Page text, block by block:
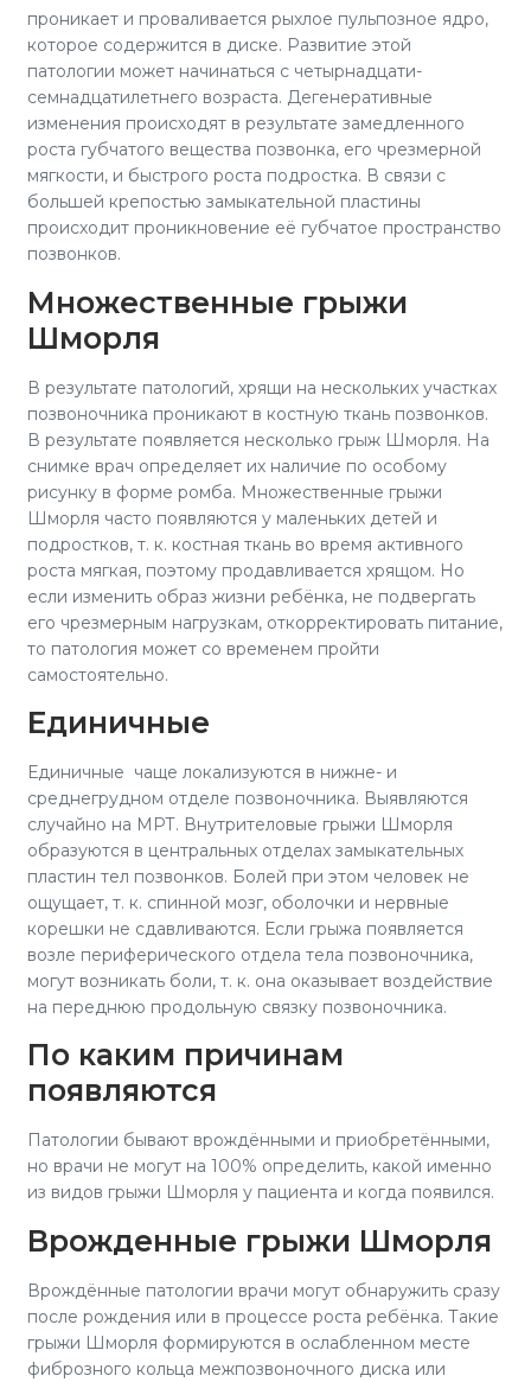
проникает и проваливается рыхлое пульпозное ядро,
которое содержится в диске. Развитие этой
патологии может начинаться с четырнадцати-
семнадцатилетнего возраста. Дегенеративные
изменения происходят в результате замедленного
роста губчатого вещества позвонка, его чрезмерной
мягкости, и быстрого роста подростка. В связи с
большей крепостью замыкательной пластины
происходит проникновение её губчатое пространство
позвонков.
Множественные грыжи
Шморля
В результате патологий, хрящи на нескольких участках
позвоночника проникают в костную ткань позвонков.
В результате появляется несколько грыж Шморля. На
снимке врач определяет их наличие по особому
рисунку в форме ромба. Множественные грыжи
Шморля часто появляются у маленьких детей и
подростков, т. к. костная ткань во время активного
роста мягкая, поэтому продавливается хрящом. Но
если изменить образ жизни ребёнка, не подвергать
его чрезмерным нагрузкам, откорректировать питание,
то патология может со временем пройти
самостоятельно.
Единичные
Единичные чаще локализуются в нижне- и
среднегрудном отделе позвоночника. Выявляются
случайно на МРТ. Внутрителовые грыжи Шморля
образуются в центральных отделах замыкательных
пластин тел позвонков. Болей при этом человек не
ощущает, т. к. спинной мозг, оболочки и нервные
корешки не сдавливаются. Если грыжа появляется
возле периферического отдела тела позвоночника,
могут возникать боли, т. к. она оказывает воздействие
на переднюю продольную связку позвоночника.
По каким причинам
появляются
Патологии бывают врождёнными и приобретёнными,
но врачи не могут на 100% определить, какой именно
из видов грыжи Шморля у пациента и когда появился.
Врожденные грыжи Шморля
Врождённые патологии врачи могут обнаружить сразу
после рождения или в процессе роста ребёнка. Такие
грыжи Шморля формируются в ослабленном месте
фиброзного кольца межпозвоночного диска или